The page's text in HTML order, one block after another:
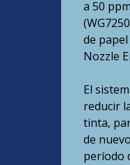
a 50
de
Nozzle
El
reducir
tinta,
de
período